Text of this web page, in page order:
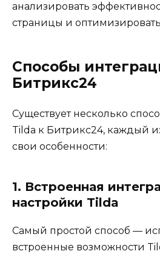
анализировать
страницы и
Способы
Битрикс24
Существует несколько
Tilda к Битрикс24, каждый
свои особенности:
1. Встроенная
настройки Tilda
Самый простой способ —
встроенные возможности